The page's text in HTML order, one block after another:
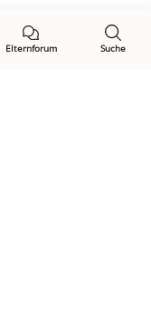
Elternforum Suche